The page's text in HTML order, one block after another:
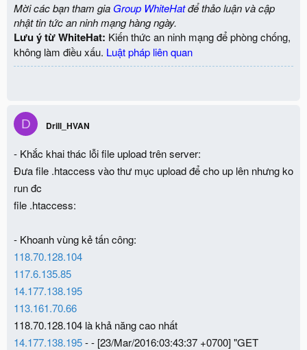
Mời các bạn tham gia Group WhiteHatđể thảo luận và cập
nhật tin tức an ninh mạng hàng ngày.
Lưu ý từ WhiteHat: Kiến thức an ninh mạng để phòng chống,
không làm điều xấu. Luật pháp liên quan
D Drill_HVAN
- Khắc khai thác lỗi file upload trên server:
Đưa file .htaccess vào thư mục upload để cho up lên nhưng ko
run đc
file .htaccess:
- Khoanh vùng kẻ tấn công:
118.70.128.104
117.6.135.85
14.177.138.195
113.161.70.66
118.70.128.104 là khả năng cao nhất
14.177.138.195- - [23/Mar/2016:03:43:37 +0700] "GET